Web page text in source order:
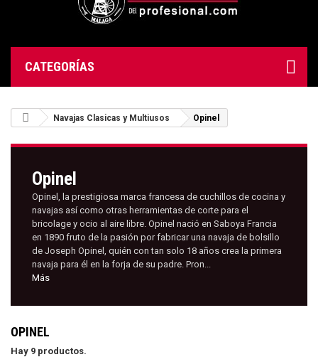
CATEGORÍAS
Navajas Clasicas y Multiusos Opinel
Opinel
Opinel, la prestigiosa marca francesa de cuchillos de cocina y
navajas así como otras herramientas de corte para el
bricolage y ocio al aire libre. Opinel nació en Saboya Francia
en 1890 fruto de la pasión por fabricar una navaja de bolsillo
de Joseph Opinel, quién con tan solo 18 años crea la primera
navaja para él en la forja de su padre. Pron...
Más
OPINEL
Hay 9 productos.